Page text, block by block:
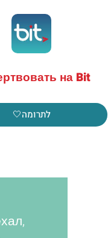
на Bit
לתרומה🤍